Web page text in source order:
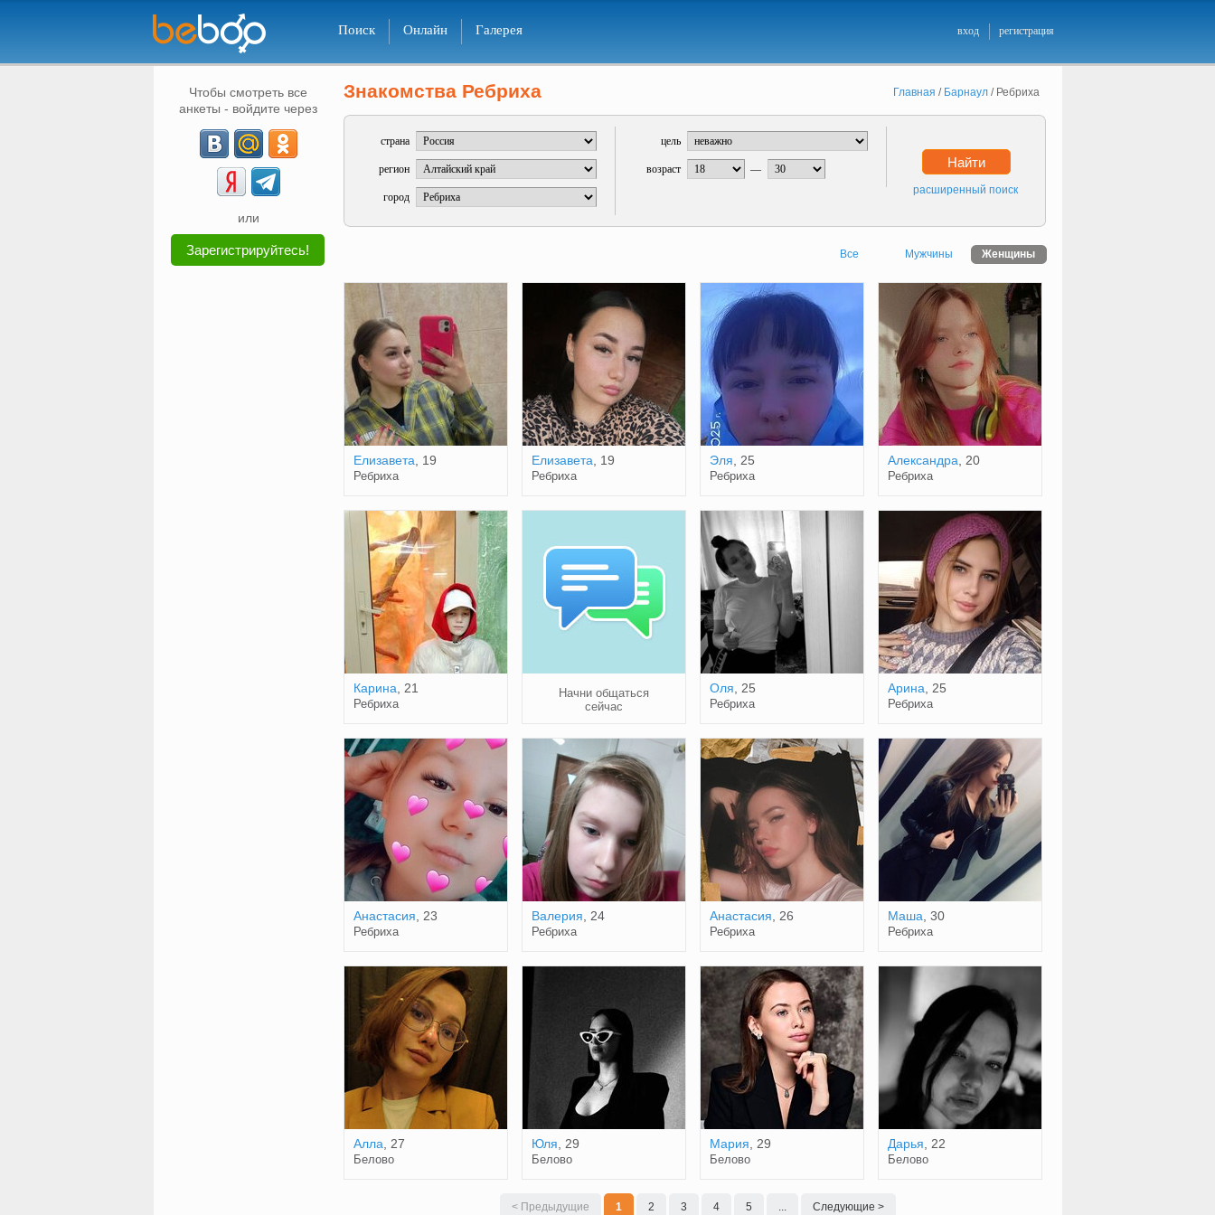
Поиск Онлайн Галерея вход регистрация
Чтобы смотреть все
анкеты - войдите через
или
Зарегистрируйтесь!
Знакомства Ребриха Главная / Барнаул/ Ребриха
страна
регион
город
цель
возраст — Найти
расширенный поиск
Все Мужчины Женщины
Елизавета , 19
Ребриха
Елизавета , 19
Ребриха
Эля , 25
Ребриха
Александра , 20
Ребриха
Карина , 21
Ребриха
Начни общаться
сейчас
Оля , 25
Ребриха
Арина , 25
Ребриха
Анастасия , 23
Ребриха
Валерия , 24
Ребриха
Анастасия , 26
Ребриха
Маша , 30
Ребриха
Алла , 27
Белово
Юля , 29
Белово
Мария , 29
Белово
Дарья , 22
Белово
< Предыдущие 1 2 3 4 5 ... Следующие >